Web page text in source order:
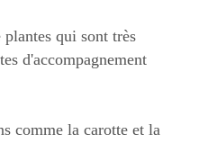
qui sont très
d'accompagnement
comme la carotte et la